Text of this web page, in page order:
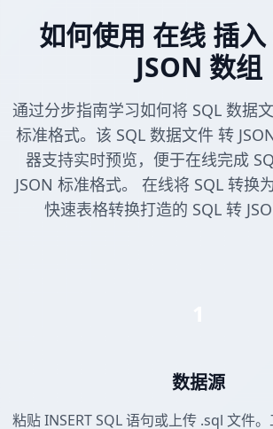
如何使用 在线 插
JSON 数组
通过分步指南学习如何将 SQL 数据
标准格式。该 SQL 数据文件 转
器支持实时预览，便于在线完成
JSON 标准格式。 在线将 SQL 转
快速表格转换打造的 SQL 转
数据源
粘贴 INSERT SQL 语句或上传 .sql 文件